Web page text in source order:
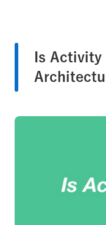
Is Activity